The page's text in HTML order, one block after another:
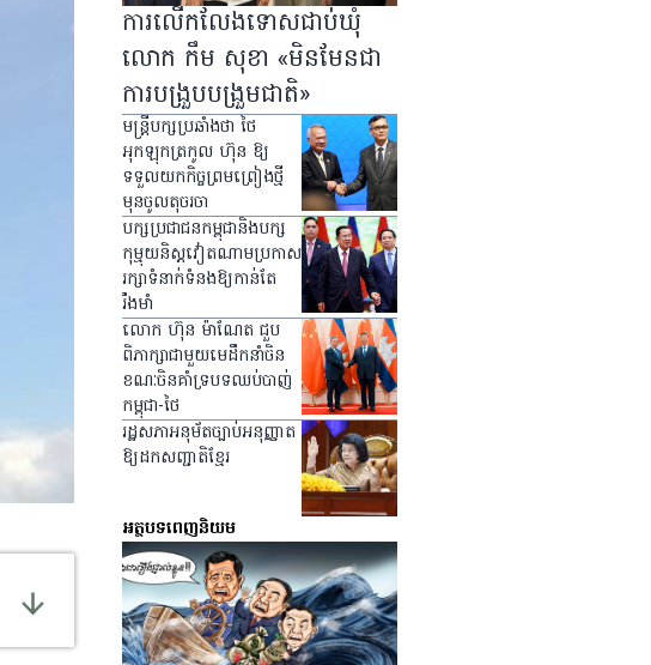
ការលើកលែងទោសជាប់ឃុំ
លោក កឹម សុខា «មិនមែនជា
ការបង្រួបបង្រួមជាតិ»
មន្ត្រីបក្សប្រឆាំងថា ថៃ
អុកឡុកត្រកូល ហ៊ុន ឱ្យ
ទទួលយកកិច្ចព្រមព្រៀងថ្មី
មុនចូលតុចរចា
បក្សប្រជាជនកម្ពុជានិងបក្ស
កុម្មុយនិស្ដវៀតណាមប្រកាស
រក្សាទំនាក់ទំនងឱ្យកាន់តែ
រឹងមាំ
លោក ហ៊ុន ម៉ាណែត ជួប
ពិភាក្សាជាមួយមេដឹកនាំចិន
ខណៈចិនគាំទ្របទឈប់បាញ់
កម្ពុជា-ថៃ
រដ្ឋសភាអនុម័តច្បាប់អនុញ្ញាត
ឱ្យដកសញ្ជាតិខ្មែរ
អត្ថបទពេញនិយម